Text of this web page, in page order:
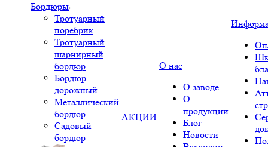
Бордюры
Тротуарный
поребрик
Тротуарный
шарнирный
бордюр
Бордюр
дорожный
Металлический
бордюр
Садовый
бордюр
АКЦИИ
О нас
О заводе
О
продукции
Блог
Новости